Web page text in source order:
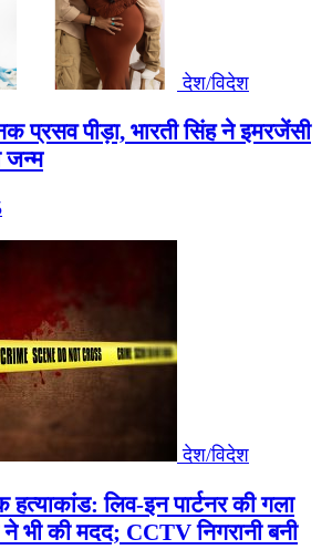
देश/विदेश
प्रसव पीड़ा, भारती सिंह ने इमरजेंसी
जन्म
देश/विदेश
लिव-इन पार्टनर की गला
ने भी की मदद; CCTV निगरानी बनी